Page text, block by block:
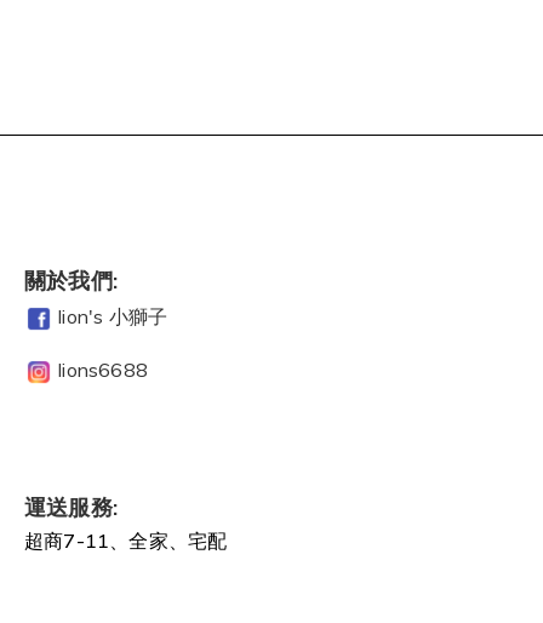
關於我們:
lion's 小獅子
lions6688
運送服務:
超商7-11、全家、宅配